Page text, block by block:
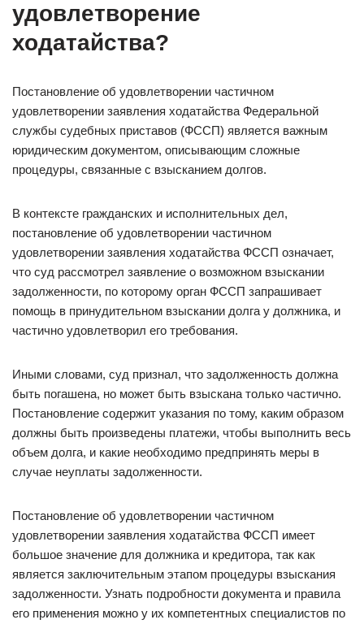
удовлетворение
ходатайства?
Постановление об удовлетворении частичном
удовлетворении заявления ходатайства Федеральной
службы судебных приставов (ФССП) является важным
юридическим документом, описывающим сложные
процедуры, связанные с взысканием долгов.
В контексте гражданских и исполнительных дел,
постановление об удовлетворении частичном
удовлетворении заявления ходатайства ФССП означает,
что суд рассмотрел заявление о возможном взыскании
задолженности, по которому орган ФССП запрашивает
помощь в принудительном взыскании долга у должника, и
частично удовлетворил его требования.
Иными словами, суд признал, что задолженность должна
быть погашена, но может быть взыскана только частично.
Постановление содержит указания по тому, каким образом
должны быть произведены платежи, чтобы выполнить весь
объем долга, и какие необходимо предпринять меры в
случае неуплаты задолженности.
Постановление об удовлетворении частичном
удовлетворении заявления ходатайства ФССП имеет
большое значение для должника и кредитора, так как
является заключительным этапом процедуры взыскания
задолженности. Узнать подробности документа и правила
его применения можно у их компетентных специалистов по